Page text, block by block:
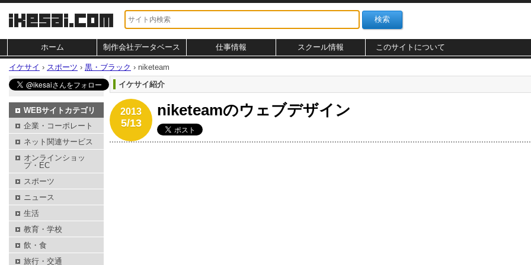
ホーム 制作会社データベース 仕事情報 スクール情報 このサイトについて
イケサイ › スポーツ › 黒・ブラック › niketeam
イケサイ紹介
2013
5/13
niketeamのウェブデザイン
WEBサイトカテゴリ
企業・コーポレート
ネット関連サービス
オンラインショッ
プ・EC
スポーツ
ニュース
生活
教育・学校
飲・食
旅行・交通